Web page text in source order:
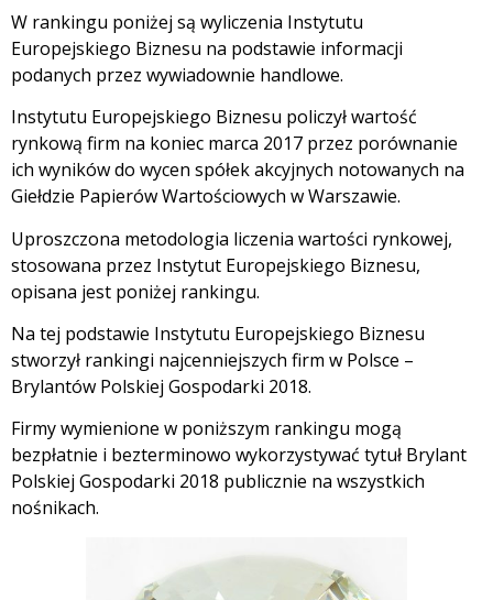
W rankingu poniżej są wyliczenia Instytutu
Europejskiego Biznesu na podstawie informacji
podanych przez wywiadownie handlowe.
Instytutu Europejskiego Biznesu policzył wartość
rynkową firm na koniec marca 2017 przez porównanie
ich wyników do wycen spółek akcyjnych notowanych na
Giełdzie Papierów Wartościowych w Warszawie.
Uproszczona metodologia liczenia wartości rynkowej,
stosowana przez Instytut Europejskiego Biznesu,
opisana jest poniżej rankingu.
Na tej podstawie Instytutu Europejskiego Biznesu
stworzył rankingi najcenniejszych firm w Polsce –
Brylantów Polskiej Gospodarki 2018.
Firmy wymienione w poniższym rankingu mogą
bezpłatnie i bezterminowo wykorzystywać tytuł Brylant
Polskiej Gospodarki 2018 publicznie na wszystkich
nośnikach.